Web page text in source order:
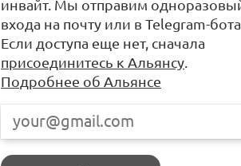
инвайт. Мы отправим
входа на почту или в Telegram-
Если доступа еще нет, сначала
присоединитесь к Альянсу.
Подробнее об Альянсе